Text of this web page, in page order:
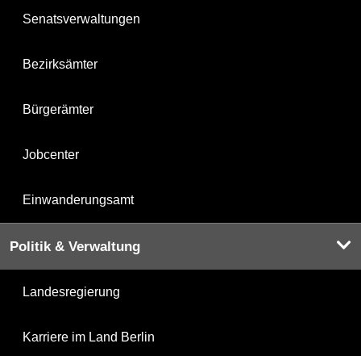
Senatsverwaltungen
Bezirksämter
Bürgerämter
Jobcenter
Einwanderungsamt
Politik & Verwaltung
Landesregierung
Karriere im Land Berlin